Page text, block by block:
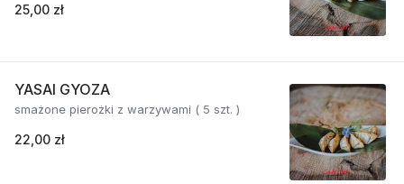
25,00 zł
YASAI GYOZA
smażone pierożki z warzywami ( 5 szt. )
22,00 zł